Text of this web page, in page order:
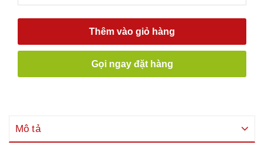
Thêm vào giỏ hàng
Gọi ngay đặt hàng
Mô tả